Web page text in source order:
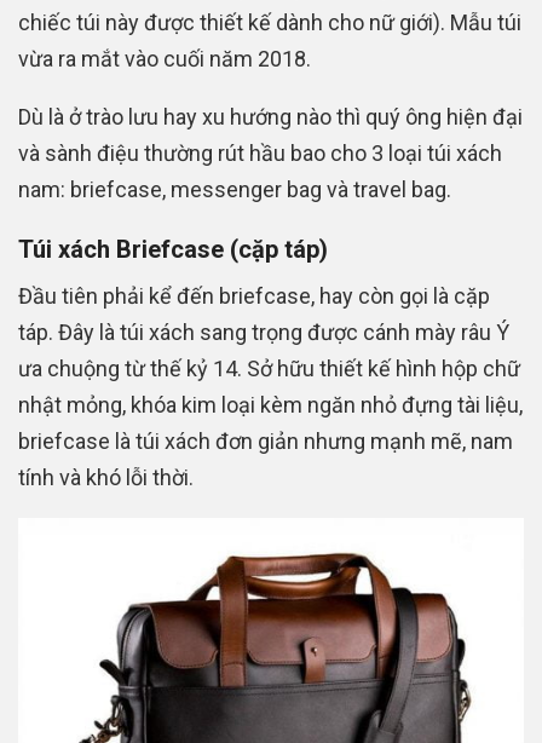
chiếc túi này được thiết kế dành cho nữ giới). Mẫu túi
vừa ra mắt vào cuối năm 2018.
Dù là ở trào lưu hay xu hướng nào thì quý ông hiện đại
và sành điệu thường rút hầu bao cho 3 loại túi xách
nam: briefcase, messenger bag và travel bag.
Túi xách Briefcase (cặp táp)
Đầu tiên phải kể đến briefcase, hay còn gọi là cặp
táp. Đây là túi xách sang trọng được cánh mày râu Ý
ưa chuộng từ thế kỷ 14. Sở hữu thiết kế hình hộp chữ
nhật mỏng, khóa kim loại kèm ngăn nhỏ đựng tài liệu,
briefcase là túi xách đơn giản nhưng mạnh mẽ, nam
tính và khó lỗi thời.